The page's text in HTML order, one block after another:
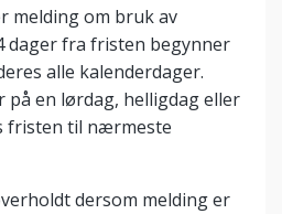
melding om bruk av
dager fra fristen begynner
alle kalenderdager.
på en lørdag, helligdag eller
fristen til nærmeste
dersom melding er